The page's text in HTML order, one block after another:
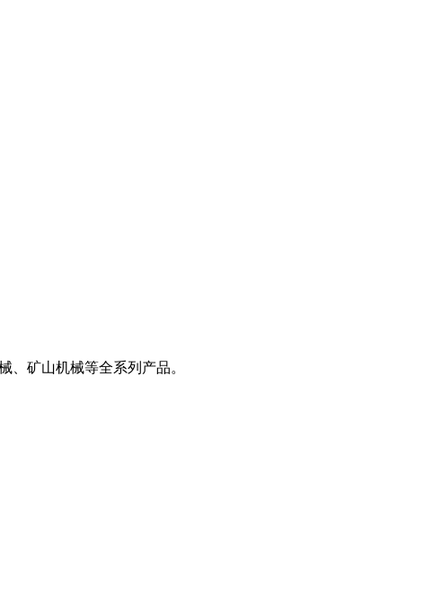
、矿山机械等全系列产品。